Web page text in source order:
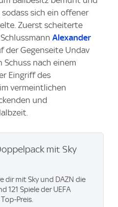
sich ein offener
Zuerst scheiterte
Alexander
der Gegenseite Undav
nach einem
Eingriff des
vermeintlichen
und
mit Sky
dir mit Sky und DAZN die
121 Spiele der UEFA
Preis.